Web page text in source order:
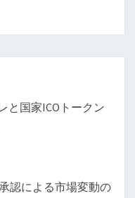
と国家ICOトークン
認による市場変動の